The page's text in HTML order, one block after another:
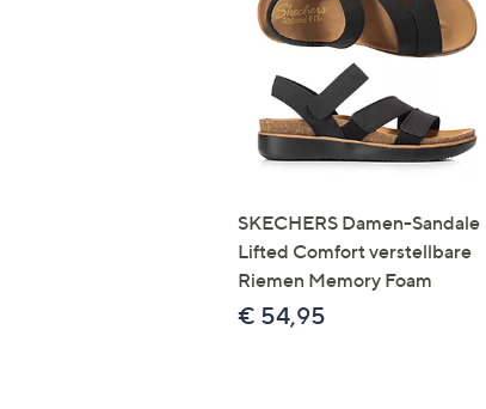
SKECHERS Damen-Sandale
Lifted Comfort verstellbare
Riemen Memory Foam
€ 54,95